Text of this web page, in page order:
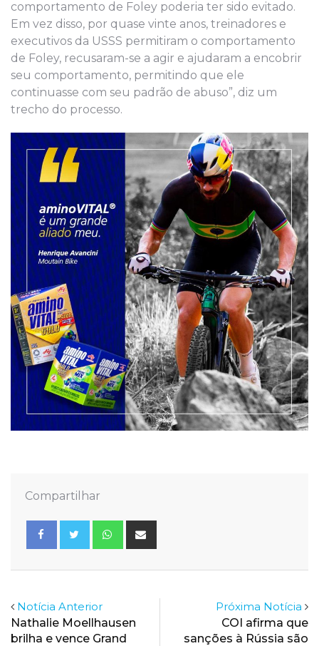
comportamento de Foley poderia ter sido evitado.
Em vez disso, por quase vinte anos, treinadores e
executivos da USSS permitiram o comportamento
de Foley, recusaram-se a agir e ajudaram a encobrir
seu comportamento, permitindo que ele
continuasse com seu padrão de abuso”, diz um
trecho do processo.
Compartilhar
Whatsapp
Notícia Anterior
Nathalie Moellhausen
brilha e vence Grand
Próxima Notícia
COI afirma que
sanções à Rússia são